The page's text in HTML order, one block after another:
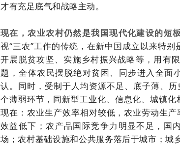
才有充足底气和战略主动。
现在，农业农村仍然是我国现代化建设的短板
视“三农”工作的传统，在新中国成立以来特
开展脱贫攻坚、实施乡村振兴战略等，用有
题，全体农民摆脱绝对贫困、同步进入全面
认。同时，受制于人均资源不足、底子薄、
个薄弱环节，同新型工业化、信息化、城镇
现在：农业生产效率相对较低，农业劳动生
效益低下；农产品国际竞争力明显不足，国
场；农村基础设施和公共服务落后于城市；城